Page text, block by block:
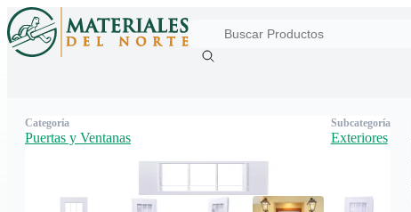
Categoría
Puertas y Ventanas
Subcategoría
Exteriores